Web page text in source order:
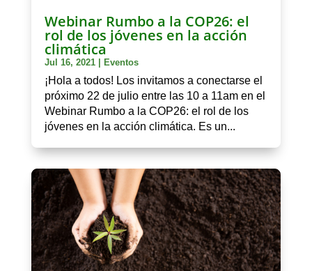
Webinar Rumbo a la COP26: el
rol de los jóvenes en la acción
climática
Jul 16, 2021| Eventos
¡Hola a todos! Los invitamos a conectarse el
próximo 22 de julio entre las 10 a 11am en el
Webinar Rumbo a la COP26: el rol de los
jóvenes en la acción climática. Es un...